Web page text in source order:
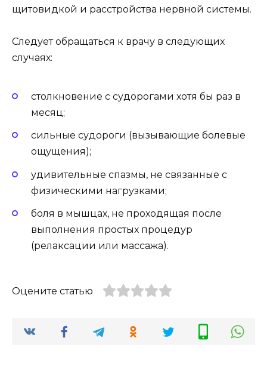
щитовидкой и расстройства нервной системы.
Следует обращаться к врачу в следующих
случаях:
столкновение с судорогами хотя бы раз в
месяц;
сильные судороги (вызывающие болевые
ощущения);
удивительные спазмы, не связанные с
физическими нагрузками;
боля в мышцах, не проходящая после
выполнения простых процедур
(релаксации или массажа).
Оцените статью